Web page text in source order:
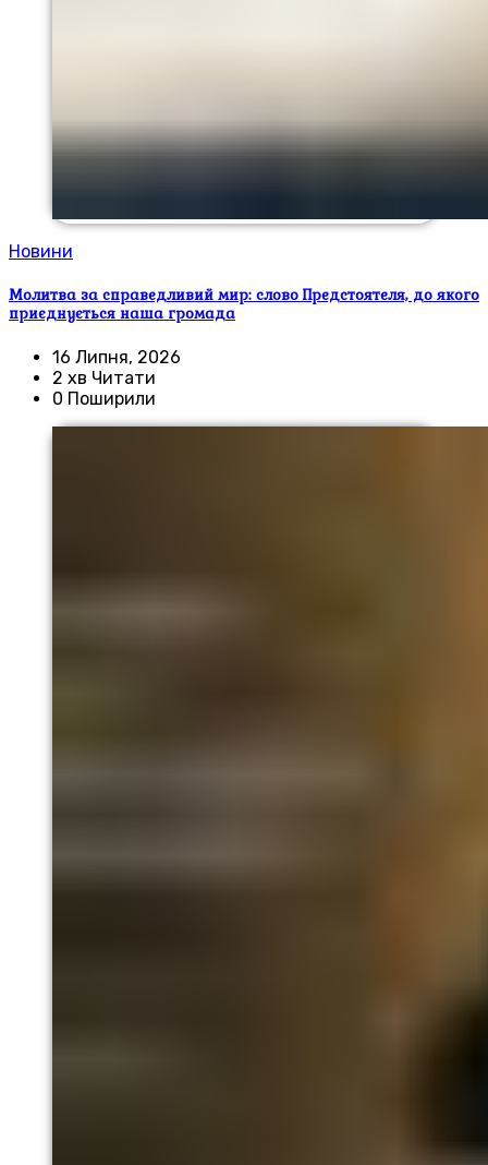
Новини
Молитва за справедливий мир: слово Предстоятеля, до якого
приєднується наша громада
16 Липня, 2026
2 хв Читати
0 Поширили